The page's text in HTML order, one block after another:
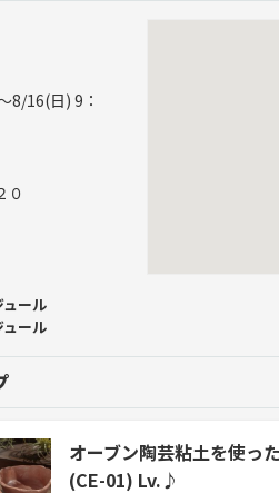
8/16(日) 9：
０
ール
ール
オーブン陶芸粘土を使っ
(CE-01) Lv.♪